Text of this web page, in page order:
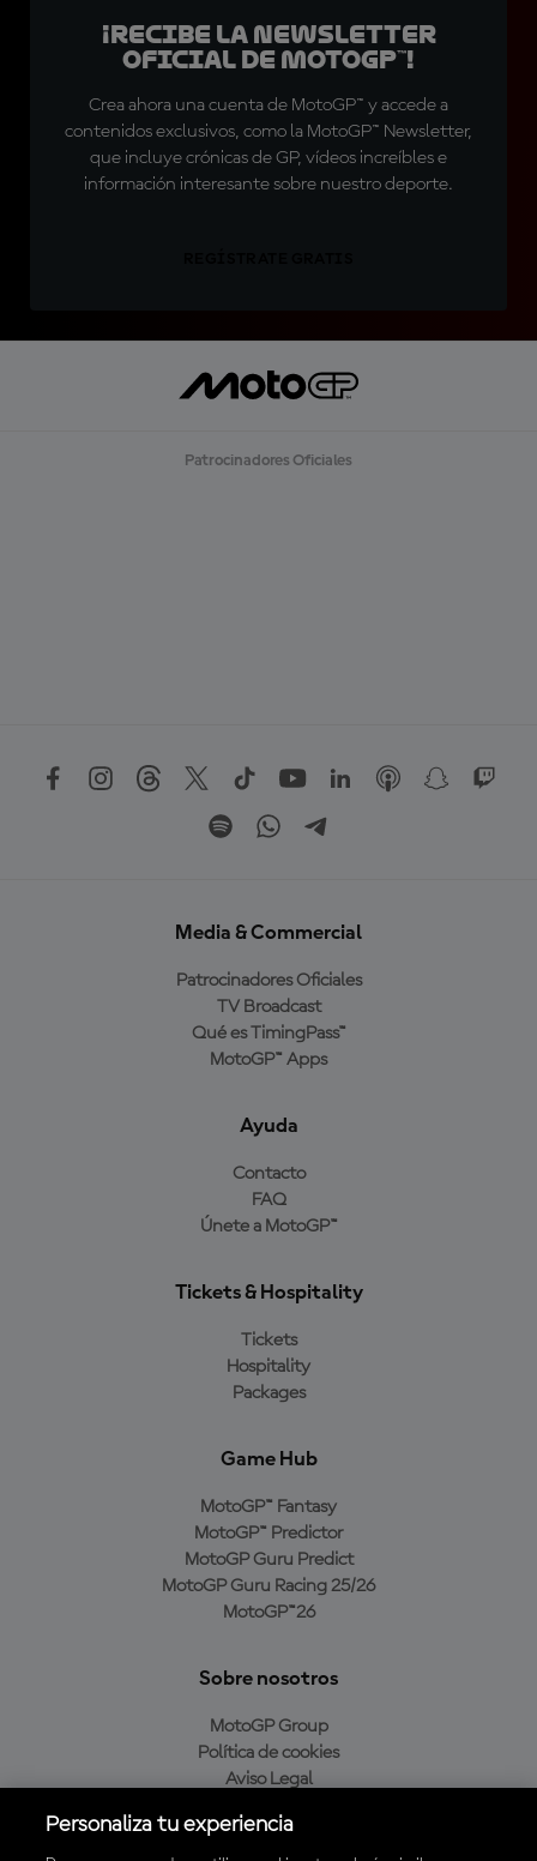
¡Recibe la Newsletter
oficial de MotoGP™!
Crea ahora una cuenta de MotoGP™ y accede a
contenidos exclusivos, como la MotoGP™ Newsletter,
que incluye crónicas de GP, vídeos increíbles e
información interesante sobre nuestro deporte.
Patrocinadores Oficiales
Media & Commercial
Patrocinadores Oficiales
TV Broadcast
Qué es TimingPass™
MotoGP™ Apps
Ayuda
Contacto
FAQ
Únete a MotoGP™
Tickets & Hospitality
Tickets
Hospitality
Packages
Game Hub
MotoGP™ Fantasy
MotoGP™ Predictor
MotoGP Guru Predict
MotoGP Guru Racing 25/26
MotoGP™26
Sobre nosotros
MotoGP Group
Política de cookies
Aviso Legal
Política de compra
Personaliza tu experiencia